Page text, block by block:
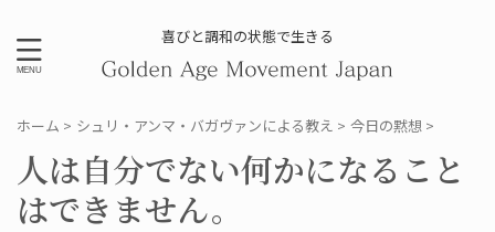
喜びと調和の状態で生きる
ホーム > シュリ・アンマ・バガヴァンによる教え > 今日の黙想 >
人は自分でない何かになること
はできません。